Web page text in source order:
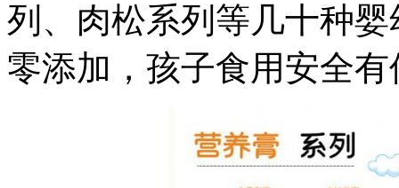
列、肉松系列等几十种
零添加，孩子食用安全有